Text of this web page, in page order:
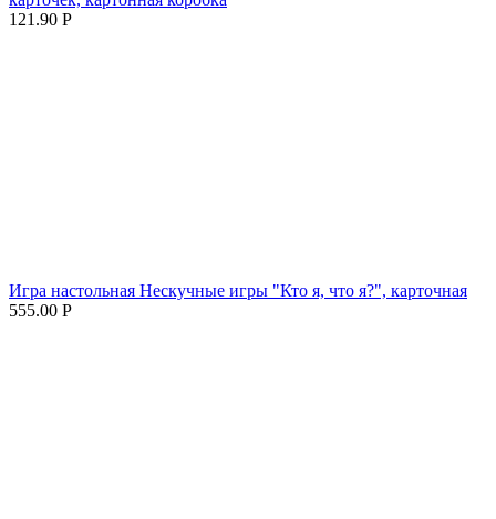
121.90 Р
Игра настольная Нескучные игры "Кто я, что я?", карточная
555.00 Р